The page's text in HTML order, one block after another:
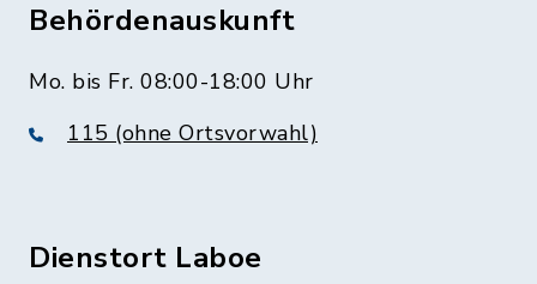
Behördenauskunft
Mo. bis Fr. 08:00-18:00 Uhr
115 (ohne Ortsvorwahl)
Dienstort Laboe